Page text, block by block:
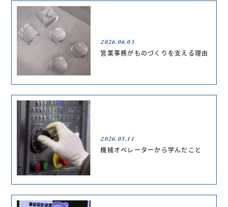
2026.06.03
営業事務がものづくりを支える理由
2026.05.11
機械オペレーターから学んだこと